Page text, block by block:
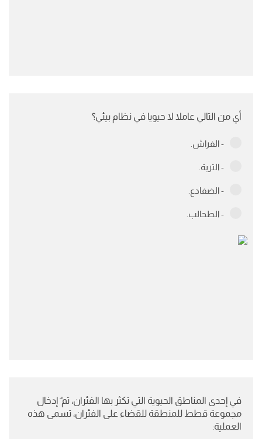
أي من التالي عاملا لا حيويا في نظام بيئي؟
- الفراش.
- التربة.
- الضفادع.
- الطحالب.
في إحدى المناطق الحيوية التي تكثر بها الفئران، تم ٌ إدخال
مجموعة قطط للمنطقة للقضاء على الفئران، تسمى هذه
العملية: